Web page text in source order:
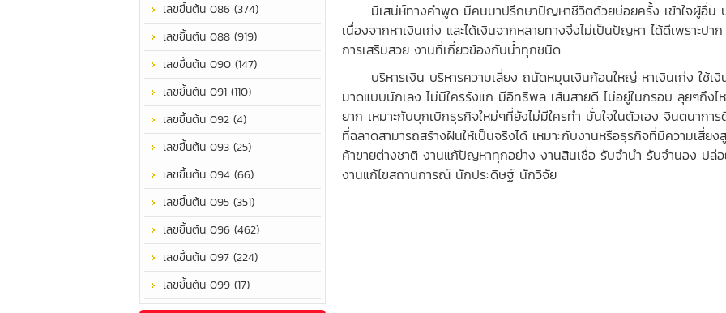
เลขขึ้นต้น 086 (374)
เลขขึ้นต้น 088 (919)
เลขขึ้นต้น 090 (147)
เลขขึ้นต้น 091 (110)
เลขขึ้นต้น 092 (4)
เลขขึ้นต้น 093 (25)
เลขขึ้นต้น 094 (66)
เลขขึ้นต้น 095 (351)
เลขขึ้นต้น 096 (462)
เลขขึ้นต้น 097 (224)
เลขขึ้นต้น 099 (17)
มีเสน่ห์ทางคำพูด มีคนมาปรึกษาปัญหาชีวิตด้วยบ่อยครั้ง เข้าใจผู้อื่น ป
เนื่องจากหาเงินเก่ง และได้เงินจากหลายทางจึงไม่เป็นปัญหา ได้ดีเพราะ
การเสริมสวย งานที่เกี่ยวข้องกับน้ำทุกชนิด
บริหารเงิน บริหารความเสี่ยง ถนัดหมุนเงินก้อนใหญ่ หาเงินเก่ง ใช้เ
มาดแบบนักเลง ไม่มีใครรังแก มีอิทธิพล เส้นสายดี ไม่อยู่ในกรอบ ลุยๆถึง
ยาก เหมาะกับบุกเบิกธุรกิจใหม่ๆที่ยังไม่มีใครทำ มั่นใจในตัวเอง จินตนา
ที่ฉลาดสามารถสร้างฝันให้เป็นจริงได้ เหมาะกับงานหรือธุรกิจที่มีความเสี่ย
ค้าขายต่างชาติ งานแก้ปัญหาทุกอย่าง งานสินเชื่อ รับจำนำ รับจำนอง ปล่
งานแก้ไขสถานการณ์ นักประดิษฐ์ นักวิจัย